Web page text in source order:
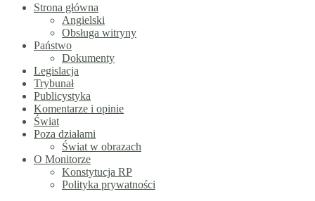
Strona główna
Angielski
Obsługa witryny
Państwo
Dokumenty
Legislacja
Trybunał
Publicystyka
Komentarze i opinie
Świat
Poza działami
Świat w obrazach
O Monitorze
Konstytucja RP
Polityka prywatności